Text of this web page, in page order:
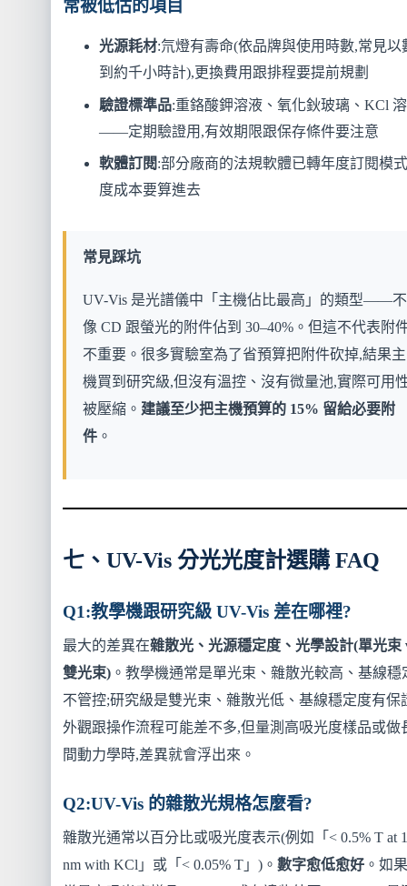
常被低估的項目
光源耗材:氘燈有壽命(依品牌與使用時數,常見以
到約千小時計),更換費用跟排程要提前規劃
驗證標準品:重鉻酸鉀溶液、氧化鈥玻璃、KCl
——定期驗證用,有效期限跟保存條件要注意
軟體訂閱:部分廠商的法規軟體已轉年度訂閱模
度成本要算進去
常見踩坑
UV-Vis 是光譜儀中「主機佔比最高」的類型——不
像 CD 跟螢光的附件佔到 30–40%。但這不代表附
不重要。很多實驗室為了省預算把附件砍掉,結果主
機買到研究級,但沒有溫控、沒有微量池,實際可用
被壓縮。 建議至少把主機預算的 15% 留給必要附
件。
七、UV-Vis 分光光度計選購 FAQ
Q1:教學機跟研究級 UV-Vis 差在哪裡?
最大的差異在雜散光、光源穩定度、光學設計(單光束
雙光束)。教學機通常是單光束、雜散光較高、基線穩
不管控;研究級是雙光束、雜散光低、基線穩定度有保
外觀跟操作流程可能差不多,但量測高吸光度樣品或做
間動力學時,差異就會浮出來。
Q2:UV-Vis 的雜散光規格怎麼看?
雜散光通常以百分比或吸光度表示(例如「< 0.5% T at
nm with KCl」或「< 0.05% T」)。 數字愈低愈好。如